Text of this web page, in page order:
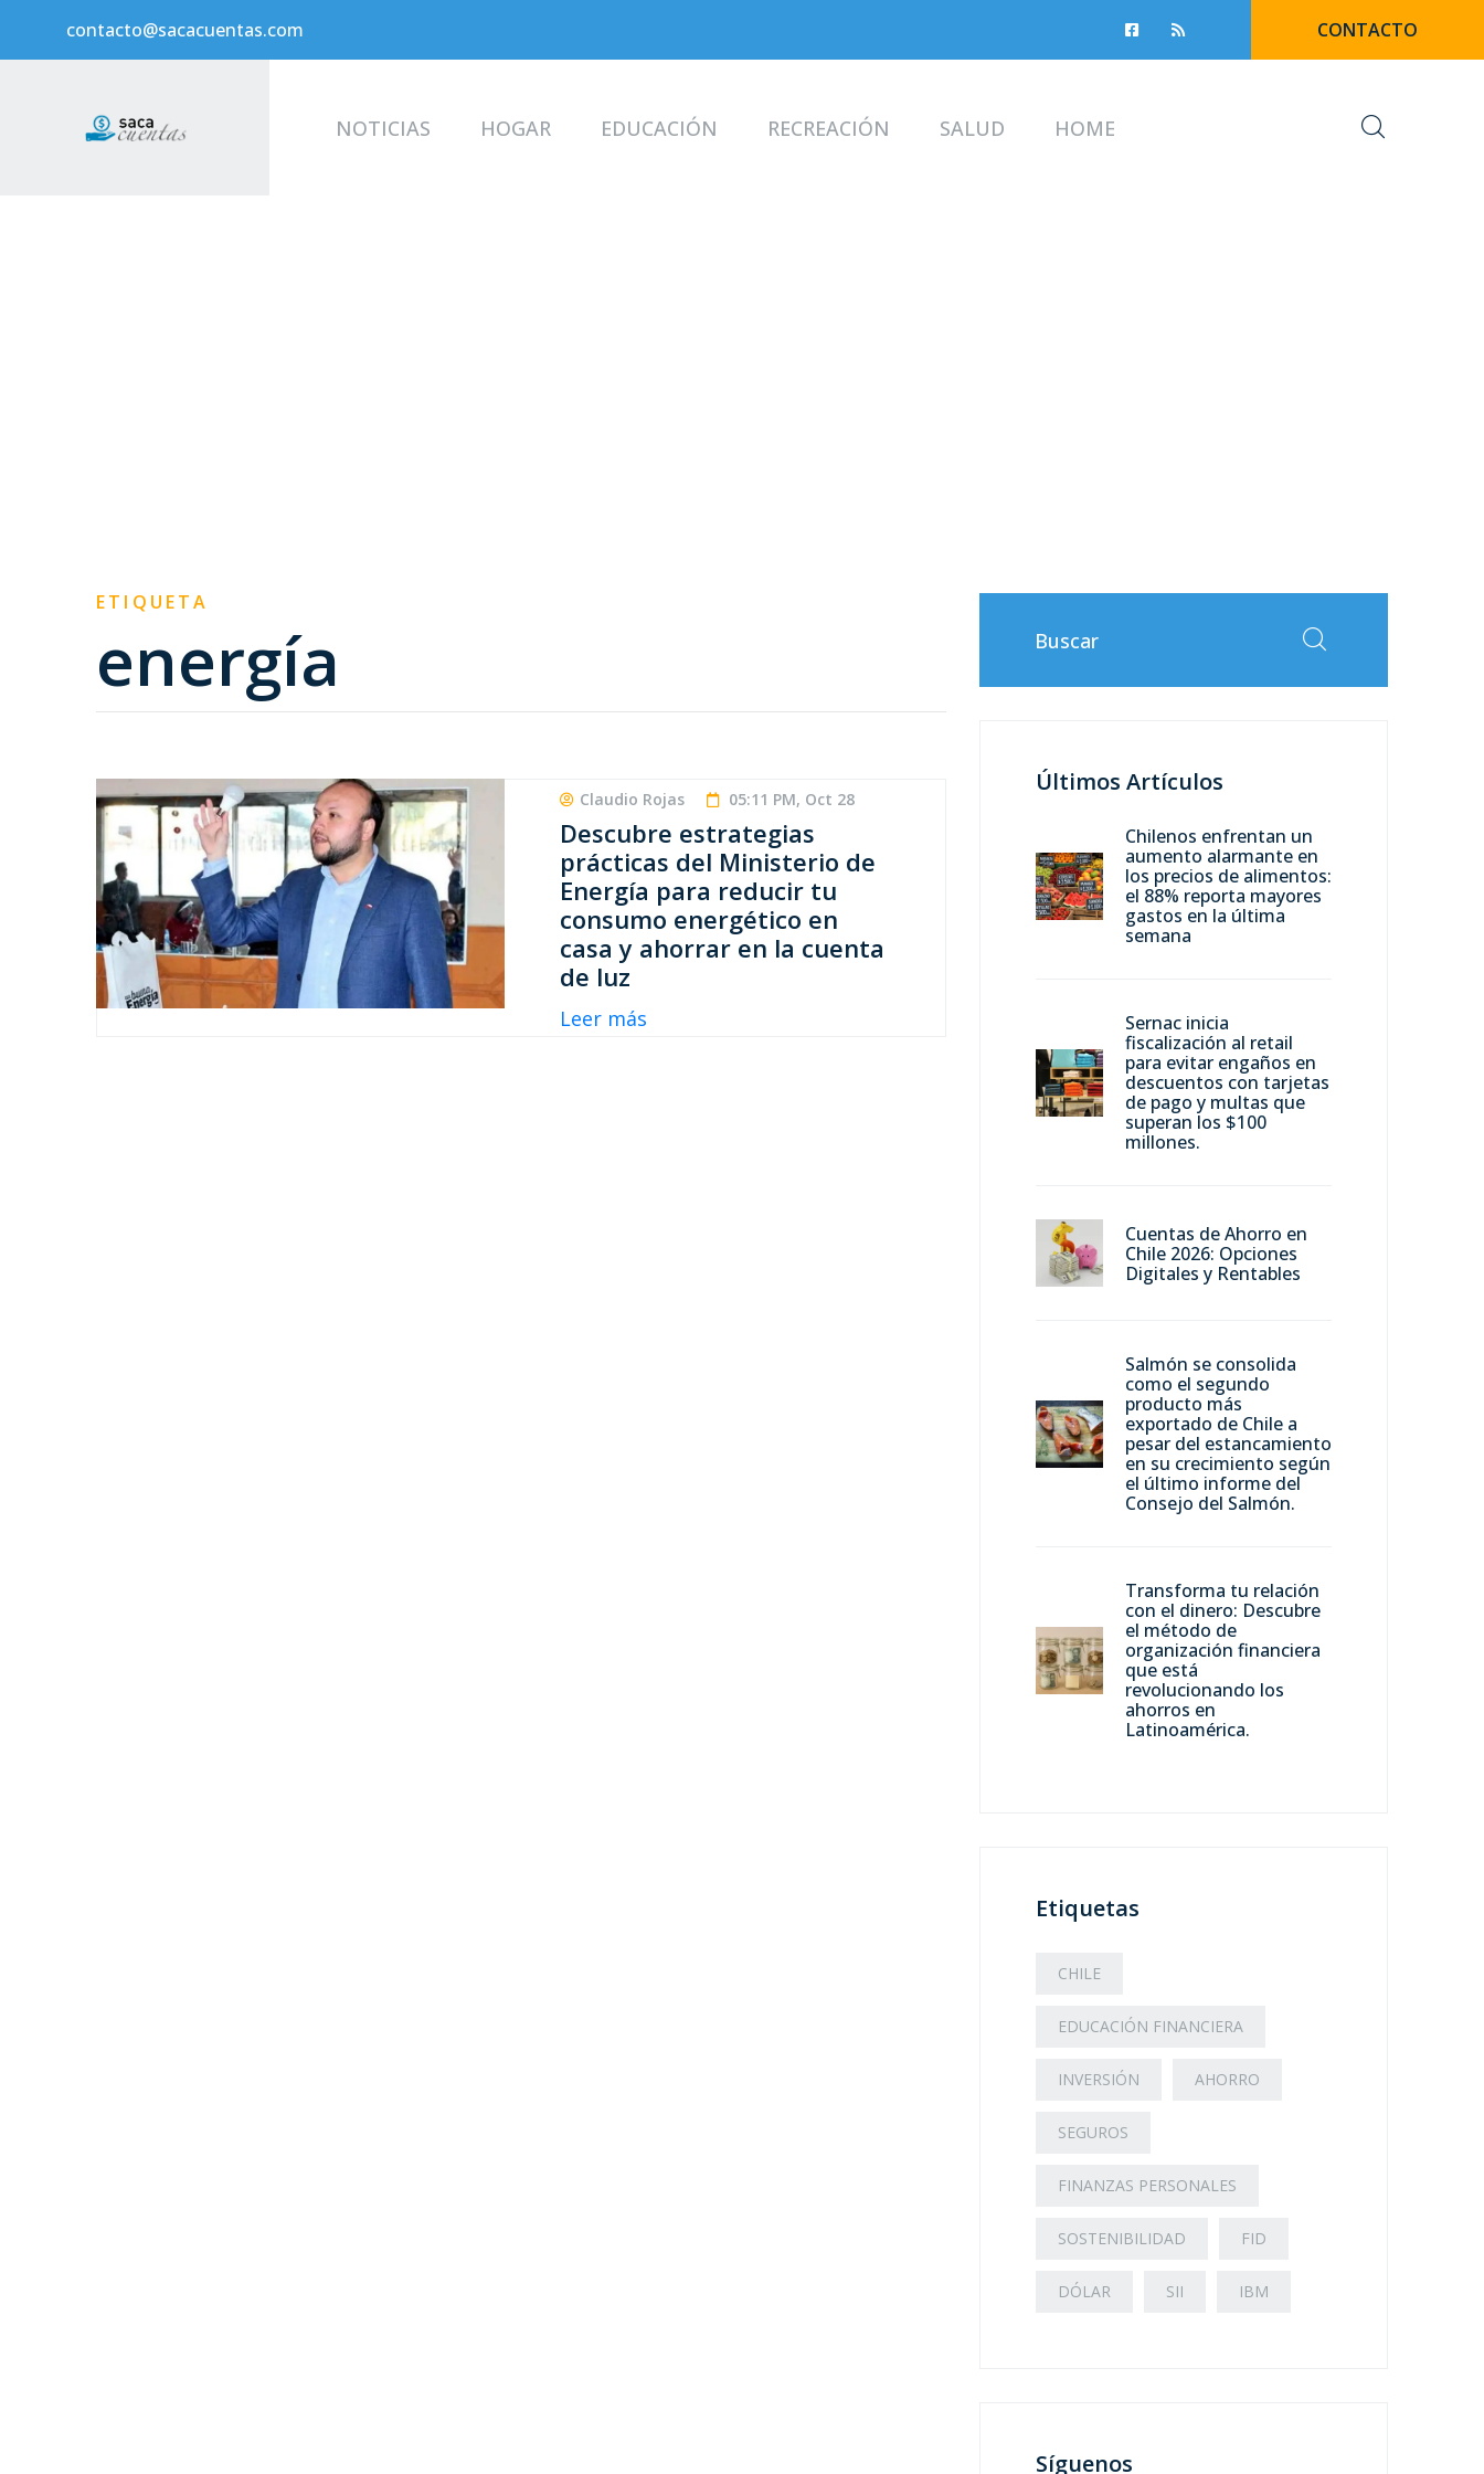
contacto@sacacuentas.com CONTACTO
NOTICIAS HOGAR EDUCACIÓN RECREACIÓN SALUD HOME
ETIQUETA
energía
Claudio Rojas 05:11 PM, Oct 28
Descubre estrategias
prácticas del Ministerio de
Energía para reducir tu
consumo energético en
casa y ahorrar en la cuenta
de luz
Leer más
Últimos Artículos
Chilenos enfrentan un
aumento alarmante en
los precios de alimentos:
el 88% reporta mayores
gastos en la última
semana
Sernac inicia
fiscalización al retail
para evitar engaños en
descuentos con tarjetas
de pago y multas que
superan los $100
millones.
Cuentas de Ahorro en
Chile 2026: Opciones
Digitales y Rentables
Salmón se consolida
como el segundo
producto más
exportado de Chile a
pesar del estancamiento
en su crecimiento según
el último informe del
Consejo del Salmón.
Transforma tu relación
con el dinero: Descubre
el método de
organización financiera
que está
revolucionando los
ahorros en
Latinoamérica.
Etiquetas
CHILE
EDUCACIÓN FINANCIERA
INVERSIÓN AHORRO
SEGUROS
FINANZAS PERSONALES
SOSTENIBILIDAD FID
DÓLAR SII IBM
Síguenos